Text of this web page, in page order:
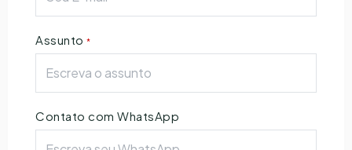
Assunto*
Contato com WhatsApp